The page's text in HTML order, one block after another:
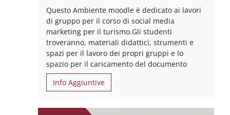
Questo Ambiente moodle è dedicato ai lavori
di gruppo per il corso di social media
marketing per il turismo.Gli studenti
troveranno, materiali didattici, strumenti e
spazi per il lavoro dei propri gruppi e lo
spazio per il caricamento del documento
Info Aggiuntive